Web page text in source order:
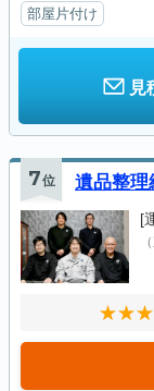
部屋片付け
見
7位 遺品整理
[